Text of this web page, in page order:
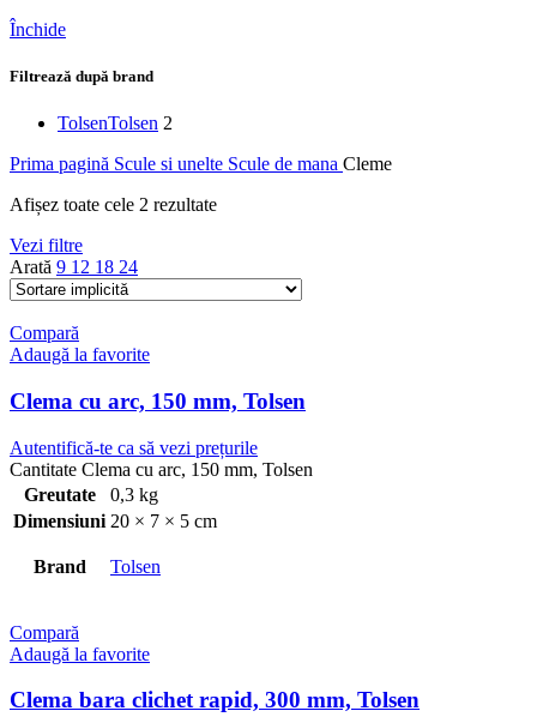
Închide
Filtrează după brand
TolsenTolsen 2
Prima pagină Scule si unelte Scule de mana Cleme
Afișez toate cele 2 rezultate
Vezi filtre
Arată 9 12 18 24
Compară
Adaugă la favorite
Clema cu arc, 150 mm, Tolsen
Autentifică-te ca să vezi prețurile
Cantitate Clema cu arc, 150 mm, Tolsen
Greutate
0,3 kg
Dimensiuni 20 × 7 × 5 cm
Brand Tolsen
Compară
Adaugă la favorite
Clema bara clichet rapid, 300 mm, Tolsen